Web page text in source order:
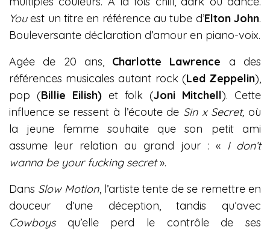
Youest un titre en référence au tube d’Elton John.
Bouleversante déclaration d’amour en piano-voix.
Agée de 20 ans, Charlotte Lawrence a des
références musicales autant rock (Led Zeppelin),
pop (Billie Eilish) et folk (Joni Mitchell). Cette
influence se ressent à l’écoute de Sin x Secret, où
la jeune femme souhaite que son petit ami
assume leur relation au grand jour : « I don’t
wanna be your fucking secret».
Dans Slow Motion, l’artiste tente de se remettre en
douceur d’une déception, tandis qu’avec
Cowboysqu’elle perd le contrôle de ses